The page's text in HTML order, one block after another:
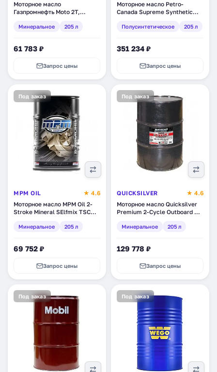
Моторное масло
Газпромнефть Moto 2T,
(2389906907)
Минеральное 205 л
61 783 ₽
Запрос цены
Моторное масло Petro-
Canada Supreme Synthetic
полусинтетическое, 205 л
Полусинтетическое 205 л
351 234 ₽
Запрос цены
Под заказ
MPM OIL
★ 4.6
Моторное масло MPM Oil 2-
Stroke Mineral SElfmix TSC
(44205)
Минеральное 205 л
69 752 ₽
Запрос цены
Под заказ
QUICKSILVER
★ 4.6
Моторное масло Quicksilver
Premium 2-Cycle Outboard Oil
(323434234)
Минеральное 205 л
129 778 ₽
Запрос цены
Под заказ Под заказ